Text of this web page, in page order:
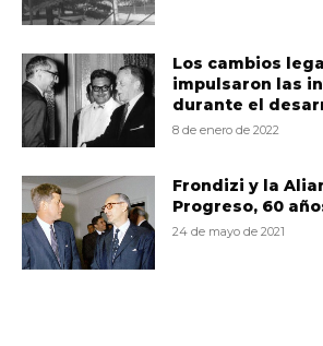
Los cambios
impulsaron las
durante el
8 de enero de 2022
Frondizi y la
Progreso, 60
24 de mayo de 2021